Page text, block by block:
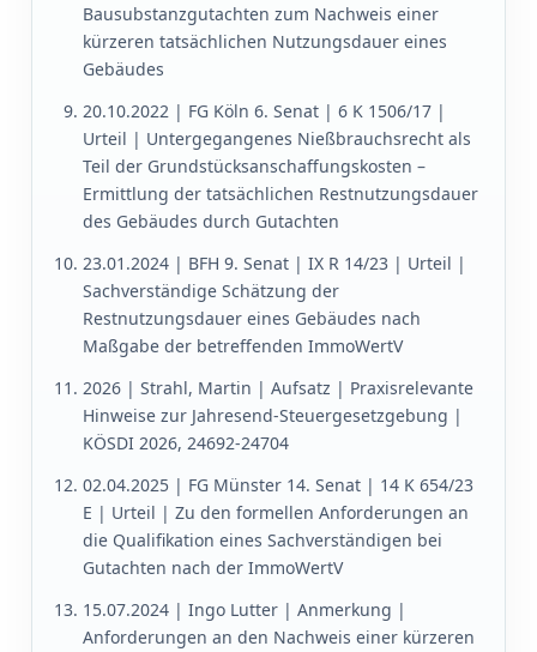
Bausubstanzgutachten zum Nachweis einer
kürzeren tatsächlichen Nutzungsdauer eines
Gebäudes
20.10.2022 | FG Köln 6. Senat | 6 K 1506/17 |
Urteil | Untergegangenes Nießbrauchsrecht als
Teil der Grundstücksanschaffungskosten –
Ermittlung der tatsächlichen Restnutzungsdauer
des Gebäudes durch Gutachten
23.01.2024 | BFH 9. Senat | IX R 14/23 | Urteil |
Sachverständige Schätzung der
Restnutzungsdauer eines Gebäudes nach
Maßgabe der betreffenden ImmoWertV
2026 | Strahl, Martin | Aufsatz | Praxisrelevante
Hinweise zur Jahresend-Steuergesetzgebung |
KÖSDI 2026, 24692-24704
02.04.2025 | FG Münster 14. Senat | 14 K 654/23
E | Urteil | Zu den formellen Anforderungen an
die Qualifikation eines Sachverständigen bei
Gutachten nach der ImmoWertV
15.07.2024 | Ingo Lutter | Anmerkung |
Anforderungen an den Nachweis einer kürzeren